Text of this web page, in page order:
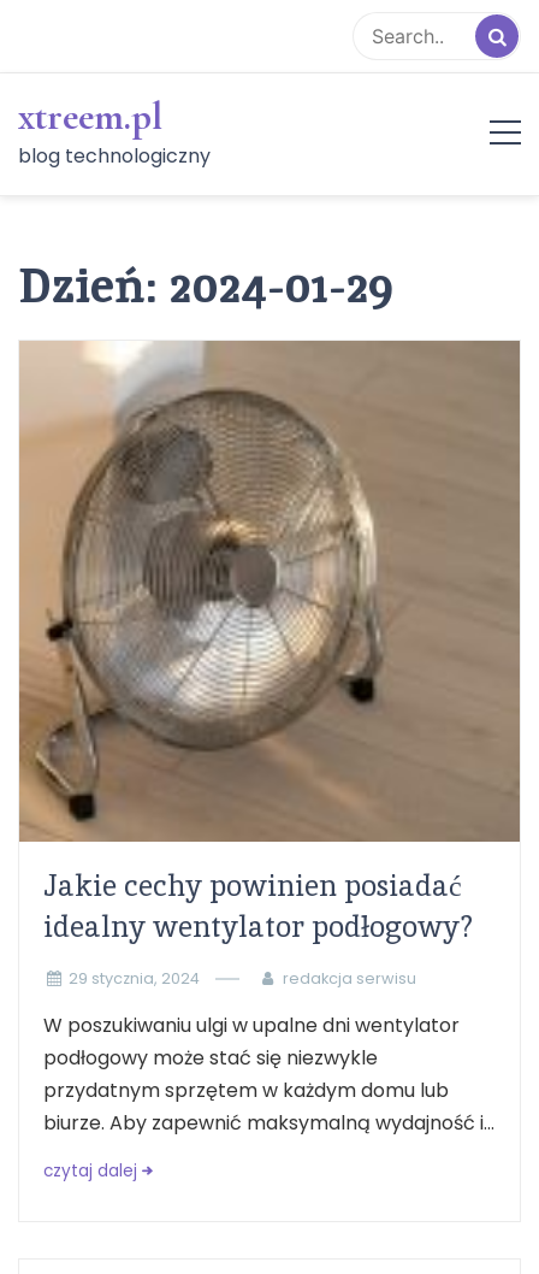
content
xtreem.pl
blog technologiczny
Dzień: 2024-01-29
Jakie cechy powinien posiadać
idealny wentylator podłogowy?
29 stycznia, 2024 redakcja serwisu
W poszukiwaniu ulgi w upalne dni wentylator
podłogowy może stać się niezwykle
przydatnym sprzętem w każdym domu lub
biurze. Aby zapewnić maksymalną wydajność i...
czytaj dalej